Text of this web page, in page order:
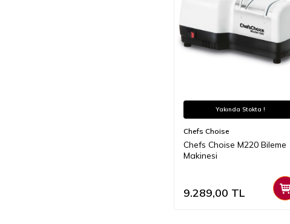
Yakında Stokta !
Chefs Choise
Chefs Choise M220 Bileme
Makinesi
9.289,00 TL